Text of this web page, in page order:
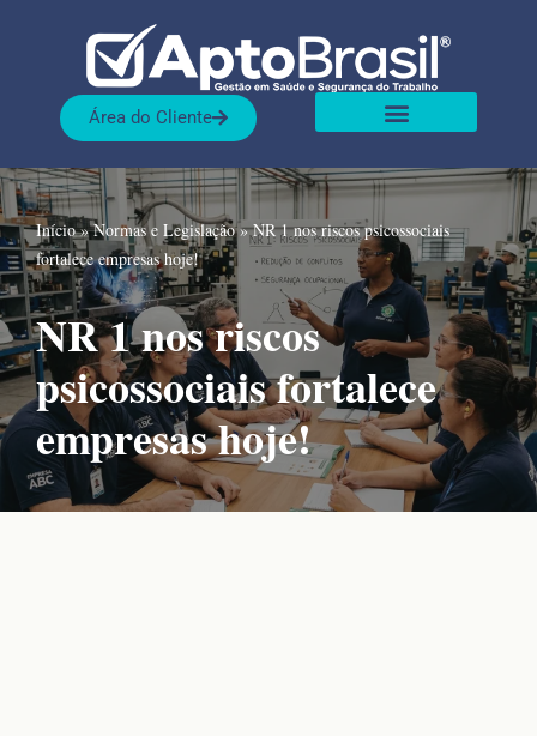
Área do Cliente
Início»Normas e Legislação»NR 1 nos riscos psicossociais
fortalece empresas hoje!
NR 1 nos riscos
psicossociais fortalece
empresas hoje!